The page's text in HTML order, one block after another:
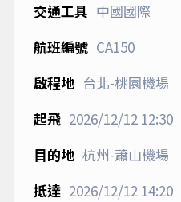
中國國際
CA150
台北-桃園機場
2026/12/1212:30
杭州-蕭山機場
2026/12/1214:20